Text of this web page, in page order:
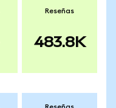
Reseñas
483.8K